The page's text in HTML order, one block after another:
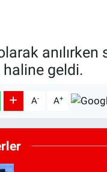
anılırken
haline geldi.
A- A+